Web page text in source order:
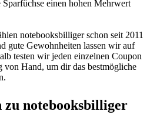
Sparfüchse einen hohen Mehrwert
notebooksbilliger schon seit 2011
gute Gewohnheiten lassen wir auf
testen wir jeden einzelnen Coupon
von Hand, um dir das bestmögliche
zu notebooksbilliger